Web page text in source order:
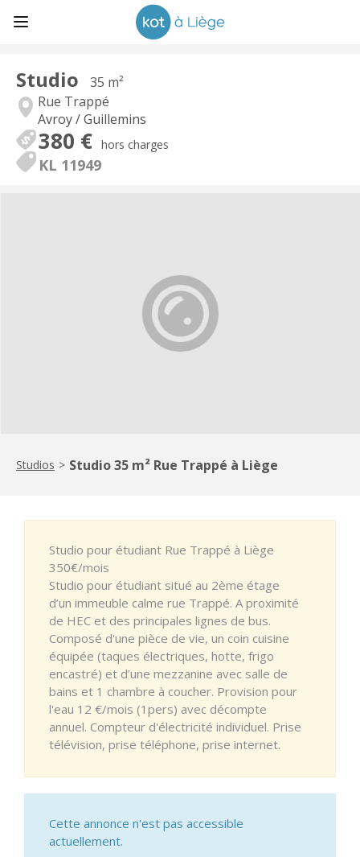
Studio
35 m²
Rue Trappé
Avroy / Guillemins
380 € hors charges
KL 11949
Studios > Studio 35 m² Rue Trappé à Liège
Studio pour étudiant Rue Trappé à Liège
350€/mois
Studio pour étudiant situé au 2ème étage
d’un immeuble calme rue Trappé. A proximité
de HEC et des principales lignes de bus.
Composé d'une pièce de vie, un coin cuisine
équipée (taques électriques, hotte, frigo
encastré) et d’une mezzanine avec salle de
bains et 1 chambre à coucher. Provision pour
l'eau 12 €/mois (1pers) avec décompte
annuel. Compteur d'électricité individuel. Prise
télévision, prise téléphone, prise internet.
Cette annonce n'est pas accessible
actuellement.